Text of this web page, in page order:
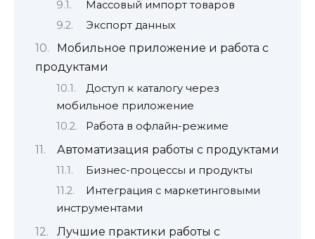
Массовый импорт товаров
Экспорт данных
Мобильное приложение и работа с
продуктами
Доступ к каталогу через
мобильное приложение
Работа в офлайн-режиме
Автоматизация работы с продуктами
Бизнес-процессы и продукты
Интеграция с маркетинговыми
инструментами
Лучшие практики работы с